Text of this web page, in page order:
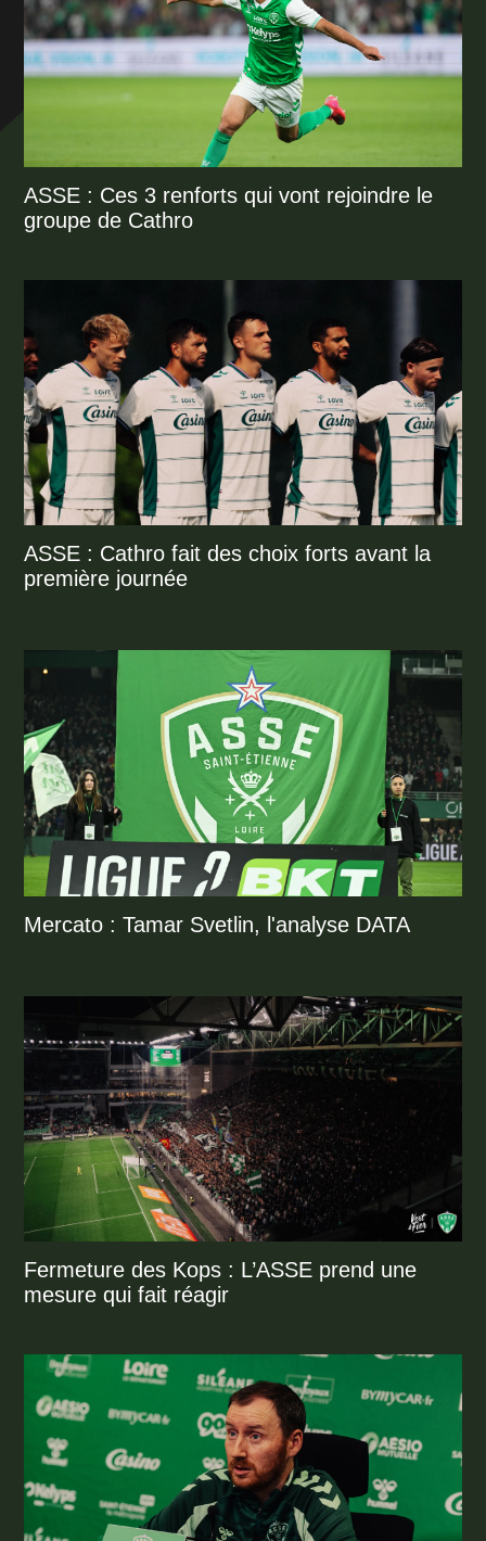
ASSE : Ces 3 renforts qui vont rejoindre le
groupe de Cathro
ASSE : Cathro fait des choix forts avant la
première journée
Mercato : Tamar Svetlin, l'analyse DATA
Fermeture des Kops : L’ASSE prend une
mesure qui fait réagir